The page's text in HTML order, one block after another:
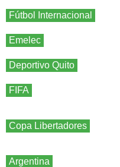
Fútbol Internacional
Emelec
Deportivo Quito
FIFA
Copa Libertadores
Argentina